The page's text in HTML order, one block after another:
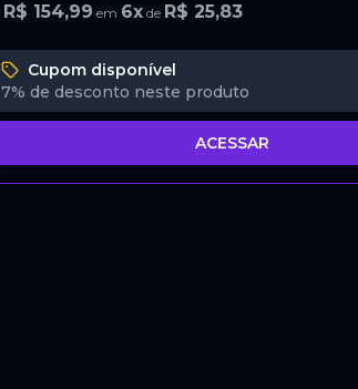
R$ 154,99 em 6x de R$ 25,83
Cupom disponível
7% de desconto neste produto
ACESSAR